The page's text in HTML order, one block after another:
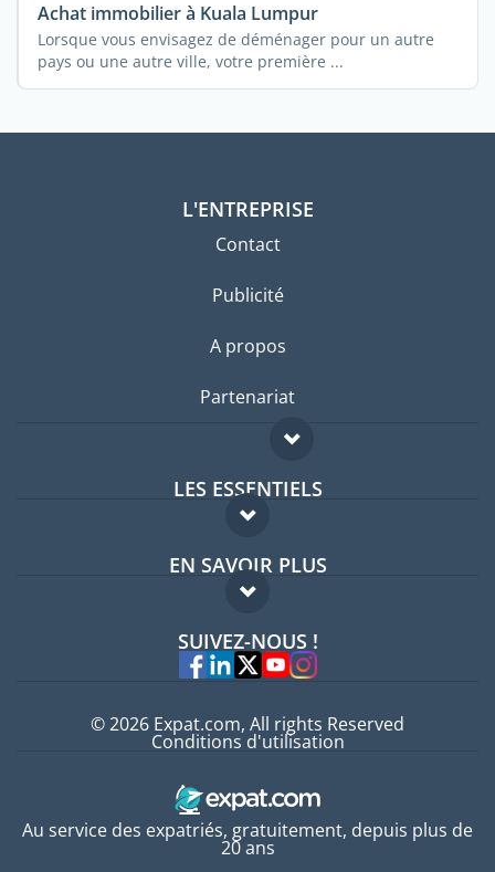
Achat immobilier à Kuala Lumpur
Lorsque vous envisagez de déménager pour un autre
pays ou une autre ville, votre première ...
L'ENTREPRISE
Contact
Publicité
A propos
Partenariat
LES ESSENTIELS
Forum expatriés
Guides pays
EN SAVOIR PLUS
FAQ
Experts
SUIVEZ-NOUS !
Au service des expatriés, gratuitement, depuis plus de
20 ans
© 2026 Expat.com, All rights Reserved
Conditions d'utilisation